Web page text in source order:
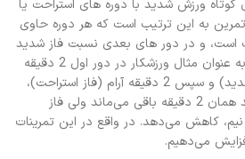
کوتاه ورزش شدید با دوره های استراحت یا
به این ترتیب است که هر دوره حاوی
است، و در دور های بعدی نسبت فاز شدید
به فاز آرام افزایش می‌یابد. به عنوان مثال ورزشکار در دور اول 2 دقیقه
با سرعت بالا می‌دود (فاز شدید) و سپس 2 دقیقه آرام (فاز استراحت)،
سپس در دور دوم فاز شدید همان 2 دقیقه باقی می‌ماند ولی فاز
کاهش می‌دهد. در واقع در این تمرینات
می‌دهیم.